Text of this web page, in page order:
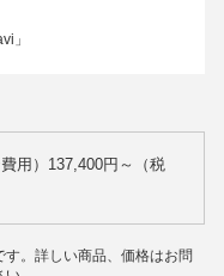
」
用）137,400円～（税
。詳しい商品、価格はお問